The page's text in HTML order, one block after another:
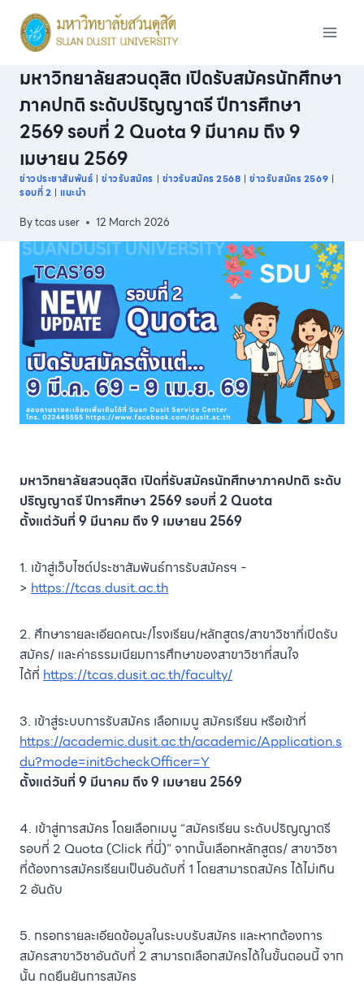
content
มหาวิทยาลัยสวนดุสิต เปิดรับสมัครนักศึกษา
ภาคปกติ ระดับปริญญาตรี ปีการศึกษา
2569 รอบที่ 2 Quota 9 มีนาคม ถึง 9
เมษายน 2569
ข่าวประชาสัมพันธ์ | ข่าวรับสมัคร | ข่าวรับสมัคร 2568 |ข่าวรับสมัคร 2569 |
รอบที่ 2 | แนะนำ
Bytcas user 12 March 2026
มหาวิทยาลัยสวนดุสิต เปิดที่รับสมัครนักศึกษาภาคปกติ ระดับ
ปริญญาตรี ปีการศึกษา 2569 รอบที่ 2 Quota
ตั้งแต่วันที่ 9 มีนาคม ถึง 9 เมษายน 2569
1. เข้าสู่เว็บไซต์ประชาสัมพันธ์การรับสมัครฯ -
> https://tcas.dusit.ac.th
2. ศึกษารายละเอียดคณะ/โรงเรียน/หลักสูตร/สาขาวิชาที่เปิดรับ
สมัคร/ และค่าธรรมเนียมการศึกษาของสาขาวิชาที่สนใจ
ได้ที่ https://tcas.dusit.ac.th/faculty/
3. เข้าสู่ระบบการรับสมัคร เลือกเมนู สมัครเรียน หรือเข้าที่
https://academic.dusit.ac.th/academic/Application.s
du?mode=init&checkOfficer=Y
ตั้งแต่วันที่ 9 มีนาคม ถึง 9 เมษายน 2569
4. เข้าสู่การสมัคร โดยเลือกเมนู “สมัครเรียน ระดับปริญญาตรี
รอบที่ 2 Quota (Click ที่นี่)” จากนั้นเลือกหลักสูตร/ สาขาวิชา
ที่ต้องการสมัครเรียนเป็นอันดับที่ 1 โดยสามารถสมัคร ได้ไม่เกิน
2 อันดับ
5. กรอกรายละเอียดข้อมูลในระบบรับสมัคร และหากต้องการ
สมัครสาขาวิชาอันดับที่ 2 สามารถเลือกสมัครได้ในขั้นตอนนี้ จาก
นั้น กดยืนยันการสมัคร